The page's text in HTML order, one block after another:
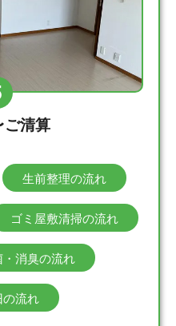
清算
生前整理の流れ
ゴミ屋敷清掃の流れ
消臭の流れ
流れ